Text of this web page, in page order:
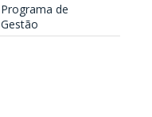
Programa de
Gestão